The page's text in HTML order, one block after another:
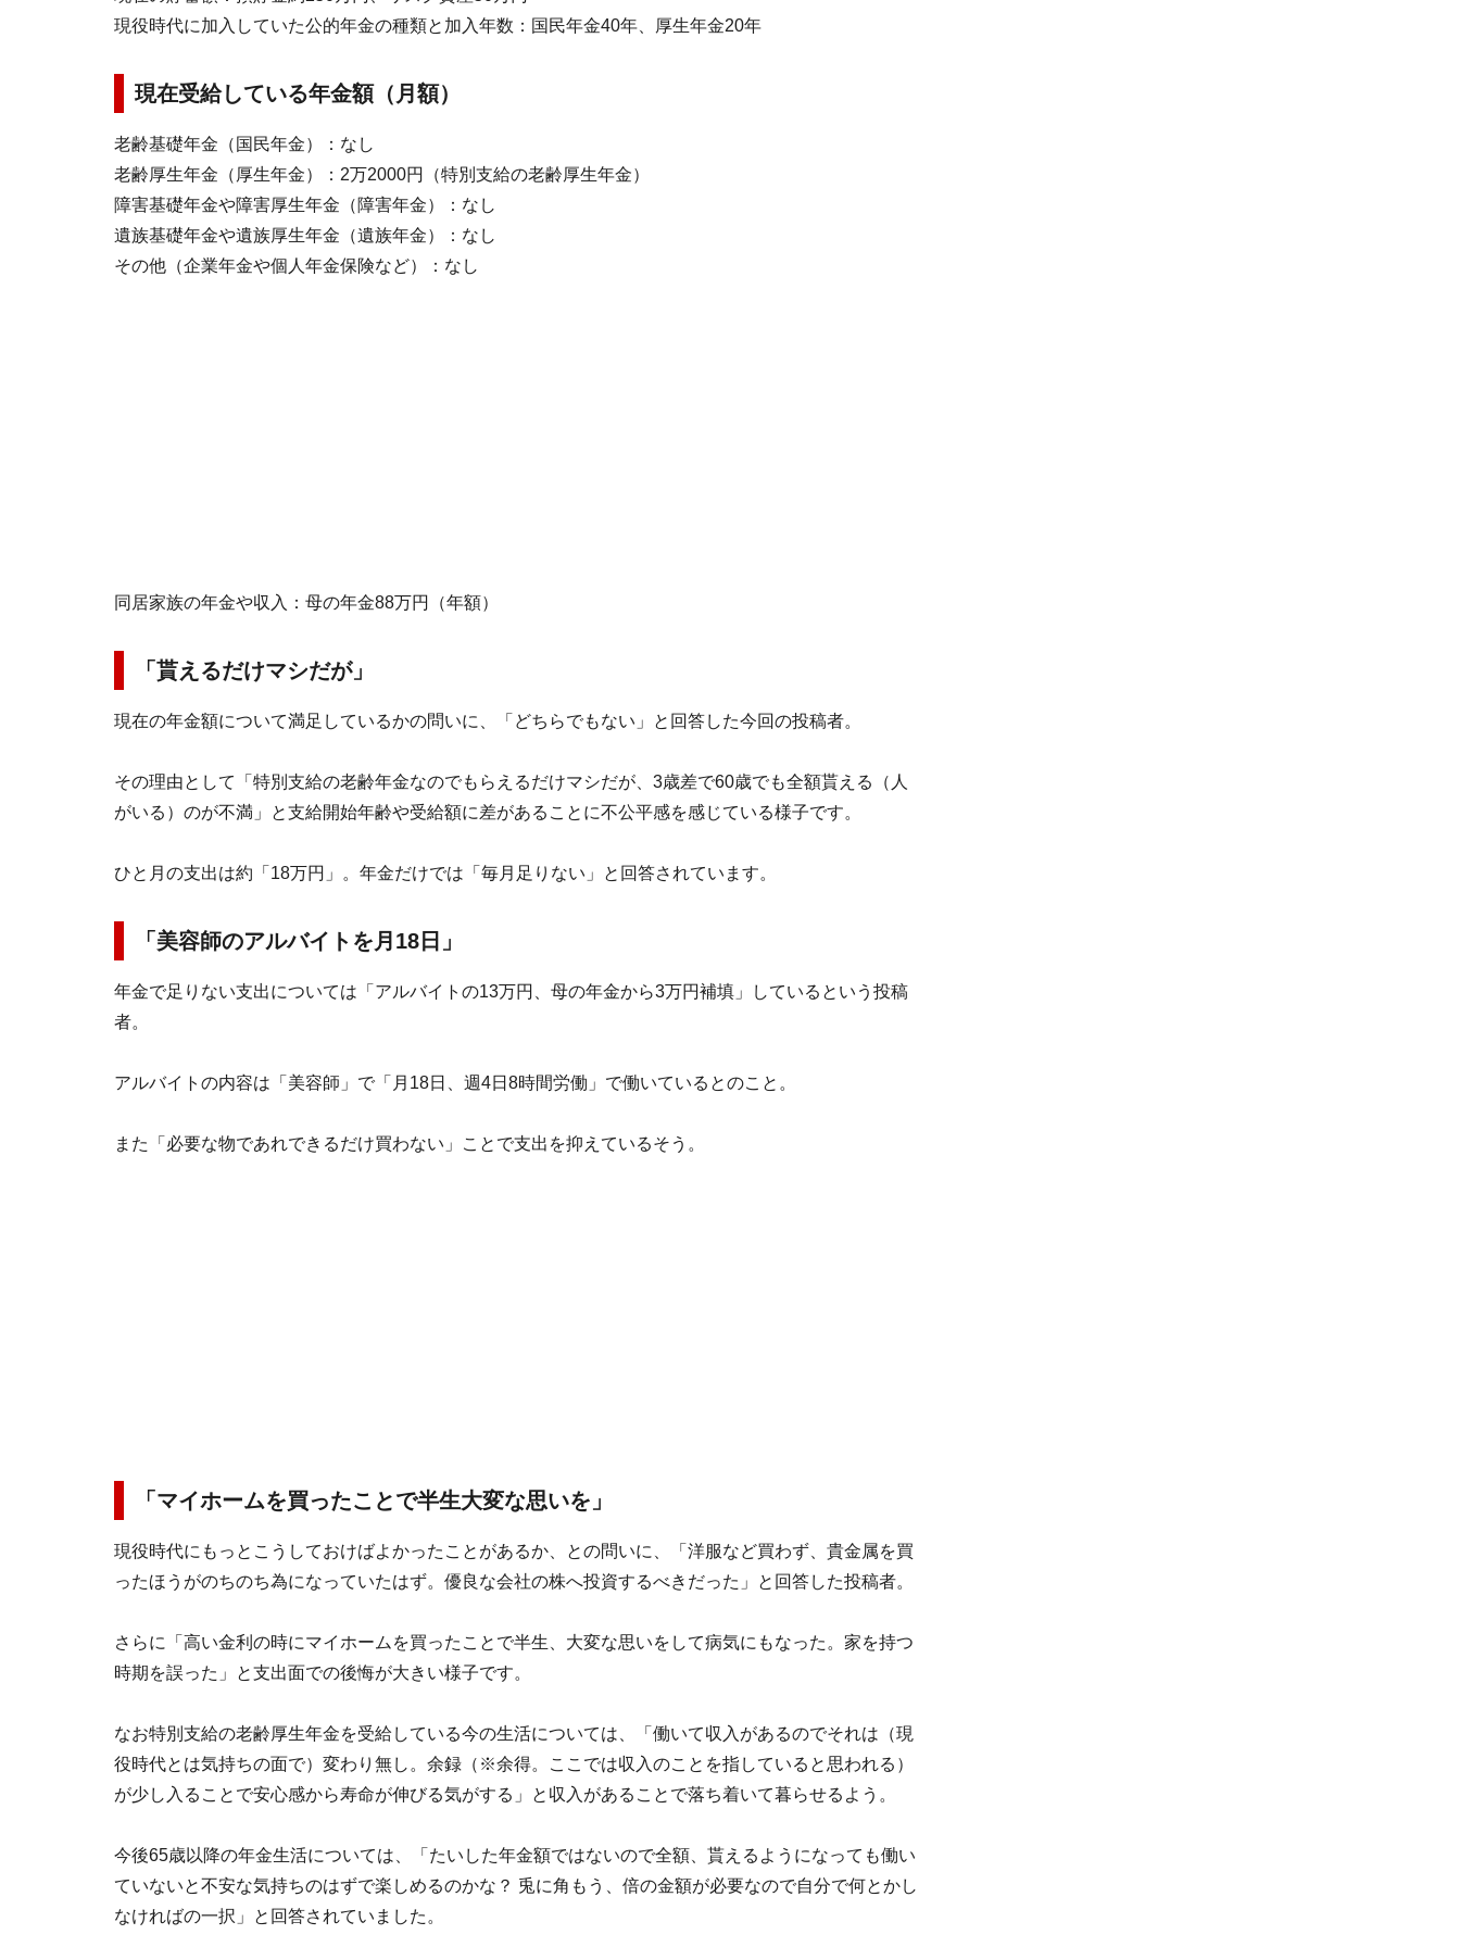
現役時代に加入していた公的年金の種類と加入年数：国民年金40年、厚生年金20年
現在受給している年金額（月額）
老齢基礎年金（国民年金）：なし
老齢厚生年金（厚生年金）：2万2000円（特別支給の老齢厚生年金）
障害基礎年金や障害厚生年金（障害年金）：なし
遺族基礎年金や遺族厚生年金（遺族年金）：なし
その他（企業年金や個人年金保険など）：なし
同居家族の年金や収入：母の年金88万円（年額）
「貰えるだけマシだが」
現在の年金額について満足しているかの問いに、「どちらでもない」と回答した今回の投稿者。
その理由として「特別支給の老齢年金なのでもらえるだけマシだが、3歳差で60歳でも全額貰える（人
がいる）のが不満」と支給開始年齢や受給額に差があることに不公平感を感じている様子です。
ひと月の支出は約「18万円」。年金だけでは「毎月足りない」と回答されています。
「美容師のアルバイトを月18日」
年金で足りない支出については「アルバイトの13万円、母の年金から3万円補填」しているという投稿
者。
アルバイトの内容は「美容師」で「月18日、週4日8時間労働」で働いているとのこと。
また「必要な物であれできるだけ買わない」ことで支出を抑えているそう。
「マイホームを買ったことで半生大変な思いを」
現役時代にもっとこうしておけばよかったことがあるか、との問いに、「洋服など買わず、貴金属を買
ったほうがのちのち為になっていたはず。優良な会社の株へ投資するべきだった」と回答した投稿者。
さらに「高い金利の時にマイホームを買ったことで半生、大変な思いをして病気にもなった。家を持つ
時期を誤った」と支出面での後悔が大きい様子です。
なお特別支給の老齢厚生年金を受給している今の生活については、「働いて収入があるのでそれは（現
役時代とは気持ちの面で）変わり無し。余録（※余得。ここでは収入のことを指していると思われる）
が少し入ることで安心感から寿命が伸びる気がする」と収入があることで落ち着いて暮らせるよう。
今後65歳以降の年金生活については、「たいした年金額ではないので全額、貰えるようになっても働い
ていないと不安な気持ちのはずで楽しめるのかな？ 兎に角もう、倍の金額が必要なので自分で何とかし
なければの一択」と回答されていました。